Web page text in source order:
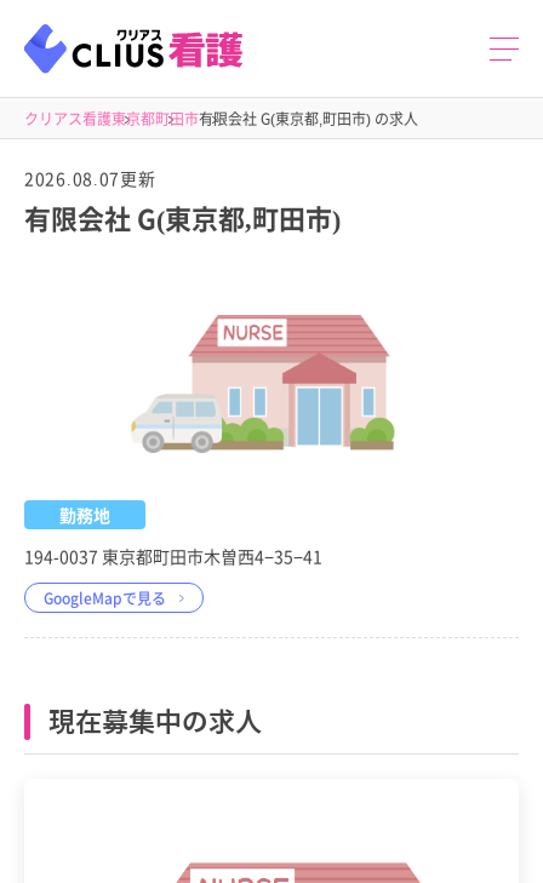
クリアス看護東京都町田市有限会社 G(東京都,町田市) の求人
2026.08.07更新
有限会社 G(東京都,町田市)
勤務地
194-0037 東京都町田市木曽西4−35−41
GoogleMapで見る
現在募集中の求人